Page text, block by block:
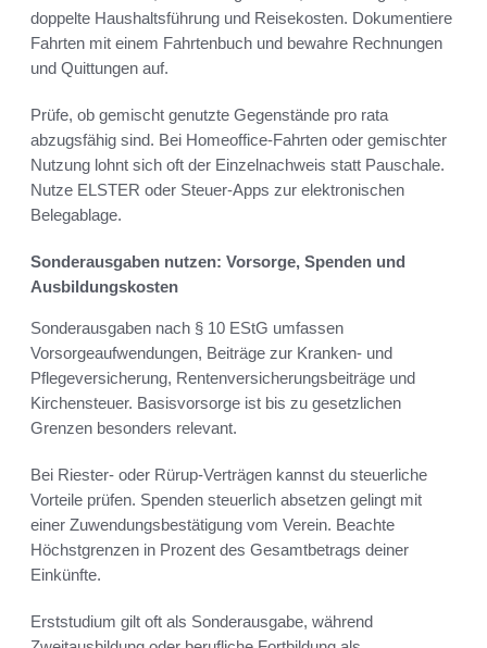
doppelte Haushaltsführung und Reisekosten. Dokumentiere
Fahrten mit einem Fahrtenbuch und bewahre Rechnungen
und Quittungen auf.
Prüfe, ob gemischt genutzte Gegenstände pro rata
abzugsfähig sind. Bei Homeoffice-Fahrten oder gemischter
Nutzung lohnt sich oft der Einzelnachweis statt Pauschale.
Nutze ELSTER oder Steuer-Apps zur elektronischen
Belegablage.
Sonderausgaben nutzen: Vorsorge, Spenden und
Ausbildungskosten
Sonderausgaben nach § 10 EStG umfassen
Vorsorgeaufwendungen, Beiträge zur Kranken- und
Pflegeversicherung, Rentenversicherungsbeiträge und
Kirchensteuer. Basisvorsorge ist bis zu gesetzlichen
Grenzen besonders relevant.
Bei Riester- oder Rürup-Verträgen kannst du steuerliche
Vorteile prüfen. Spenden steuerlich absetzen gelingt mit
einer Zuwendungsbestätigung vom Verein. Beachte
Höchstgrenzen in Prozent des Gesamtbetrags deiner
Einkünfte.
Erststudium gilt oft als Sonderausgabe, während